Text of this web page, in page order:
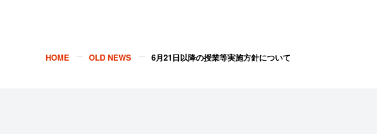
HOME OLD NEWS 6月21日以降の授業等実施方針について